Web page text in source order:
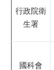
行政院衛
生署
國科會